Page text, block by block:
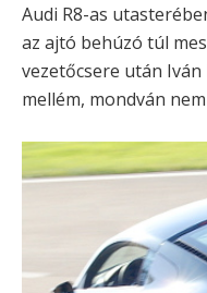
Audi R8-as
az ajtó behúzó túl
vezetőcsere után
mellém, mondván